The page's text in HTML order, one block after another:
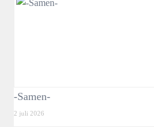
-Samen-
2 juli 2026